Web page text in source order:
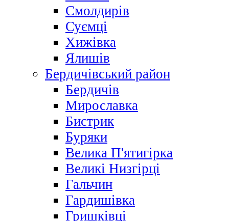
Смолдирів
Суємці
Хижівка
Ялишів
Бердичівський район
Бердичів
Мирославка
Бистрик
Буряки
Велика П'ятигірка
Великі Низгірці
Гальчин
Гардишівка
Гришківці